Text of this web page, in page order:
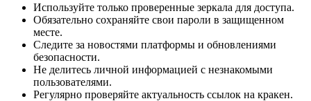
Используйте только проверенные зеркала для доступа.
Обязательно сохраняйте свои пароли в защищенном
месте.
Следите за новостями платформы и обновлениями
безопасности.
Не делитесь личной информацией с незнакомыми
пользователями.
Регулярно проверяйте актуальность ссылок на кракен.